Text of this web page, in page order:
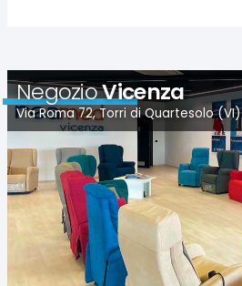
NegozioVicenza
Via Roma 72, Torri di Quartesolo (VI)